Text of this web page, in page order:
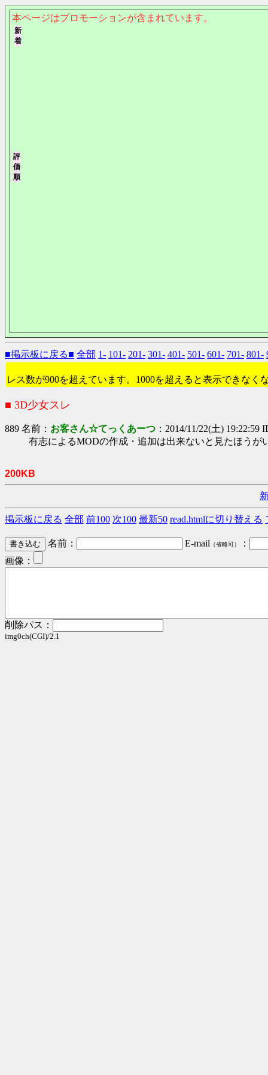
本ページはプロモーションが含まれています。
■掲示板に戻る■ 全部 1- 101- 201- 301- 401- 501- 601- 701- 801-
レス数が900を超えています。1000を超えると表示できなく
■ 3D少女スレ
889 名前： お客さん☆てっくあーつ ：2014/11/22(土) 19:22:59
有志によるMODの作成・追加は出来ないと見たほうが
200KB
掲示板に戻る 全部 前100 次100 最新50 read.htmlに切り替える
名前： E-mail （省略可）
：
画像：
削除パス：
img0ch(CGI)/2.1